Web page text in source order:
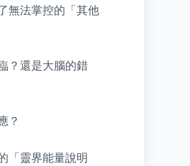
無法掌控的「其他
？還是大腦的錯
？
「靈界能量說明